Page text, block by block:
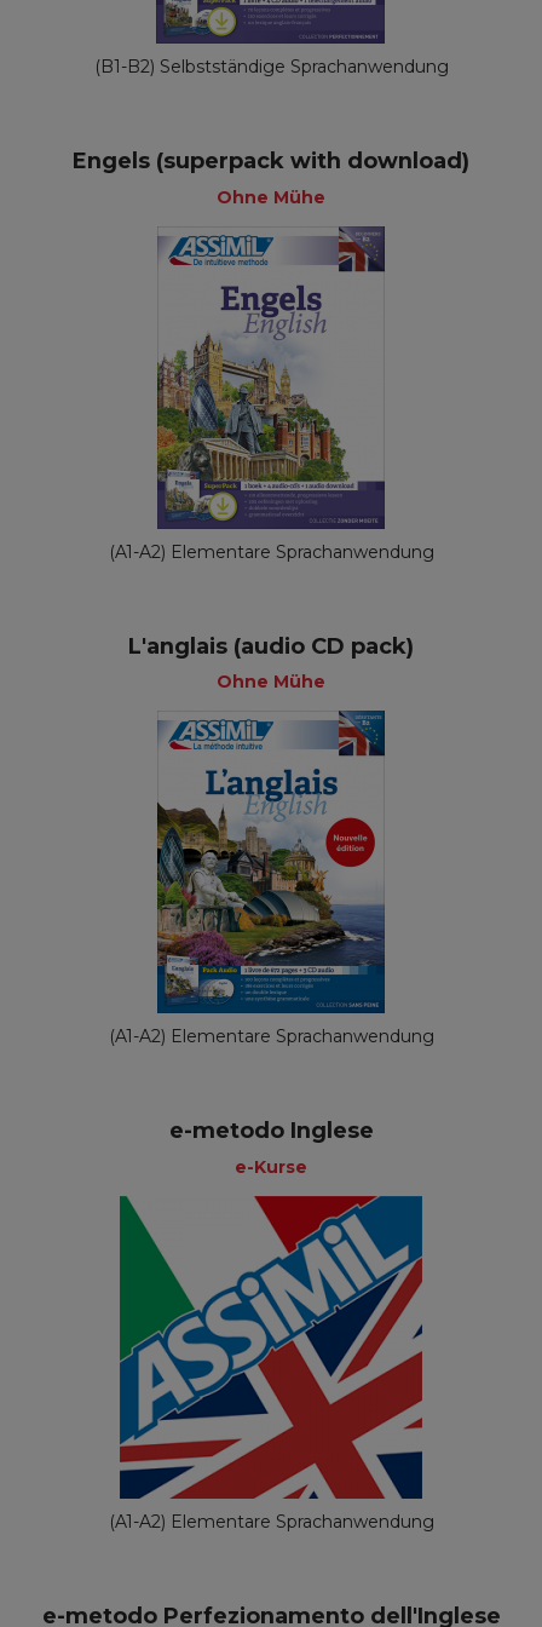
(B1-B2) Selbstständige Sprachanwendung
Engels (superpack with download)
Ohne Mühe
(A1-A2) Elementare Sprachanwendung
L'anglais (audio CD pack)
Ohne Mühe
(A1-A2) Elementare Sprachanwendung
e-metodo Inglese
e-Kurse
(A1-A2) Elementare Sprachanwendung
e-metodo Perfezionamento dell'Inglese